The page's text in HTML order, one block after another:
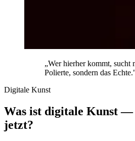
„Wer hierher kommt, sucht
Polierte, sondern das
Digitale Kunst
Was ist digitale Kunst —
jetzt?